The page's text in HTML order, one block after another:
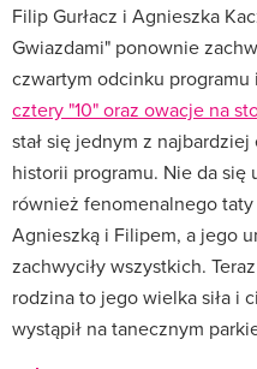
Filip Gurłacz i Agnieszka
Gwiazdami" ponownie
czwartym odcinku programu
cztery "10" oraz owacje na
stał się jednym z
historii programu. Nie da się
również fenomenalnego
Agnieszką i Filipem, a jego
zachwyciły wszystkich.
rodzina to jego wielka siła i
wystąpił na tanecznym